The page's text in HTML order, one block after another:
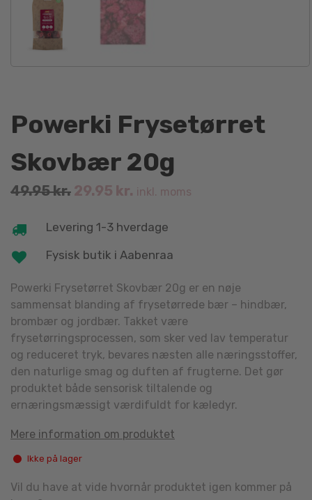
Powerki Frysetørret
Skovbær 20g
49.95kr. Original
was:
29.95 kr. Current
inkl. moms
Levering 1-3 hverdage
Fysisk butik i Aabenraa
Powerki Frysetørret Skovbær 20g er en nøje
sammensat blanding af frysetørrede bær – hindbær,
brombær og jordbær. Takket være
frysetørringsprocessen, som sker ved lav temperatur
og reduceret tryk, bevares næsten alle næringsstoffer,
den naturlige smag og duften af frugterne. Det gør
produktet både sensorisk tiltalende og
ernæringsmæssigt værdifuldt for kæledyr.
Mere information om produktet
Ikke på lager
Vil du have at vide hvornår produktet igen kommer på